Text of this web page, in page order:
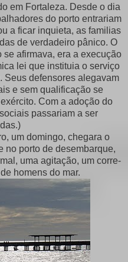
em Fortaleza. Desde o dia
do porto entrariam
a ficar inquieta, as familias
de verdadeiro pânico. O
afirmava, era a execução
lei que instituia o serviço
Seus defensores alegavam
e sem qualificação se
Com a adoção do
passariam a ser
um domingo, chegara o
no porto de desembarque,
uma agitação, um corre-
homens do mar.